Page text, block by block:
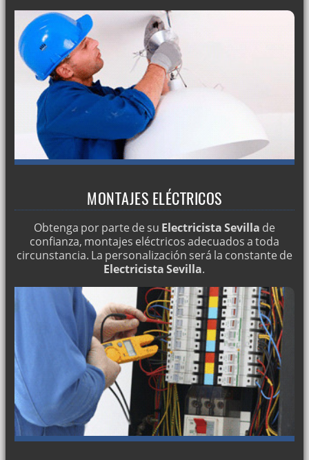
MONTAJES ELÉCTRICOS
Obtenga por parte de su Electricista Sevilla de
confianza, montajes eléctricos adecuados a toda
circunstancia. La personalización será la constante de
Electricista Sevilla.